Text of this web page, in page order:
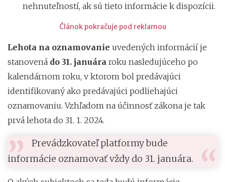
nehnuteľností, ak sú tieto informácie k dispozícii.
Článok pokračuje pod reklamou
Lehota na oznamovanie uvedených informácií je
stanovená do 31. januára roku nasledujúceho po
kalendárnom roku, v ktorom bol predávajúci
identifikovaný ako predávajúci podliehajúci
oznamovaniu. Vzhľadom na účinnosť zákona je tak
prvá lehota do 31. 1. 2024.
Prevádzkovateľ platformy bude
informácie oznamovať vždy do 31. januára.